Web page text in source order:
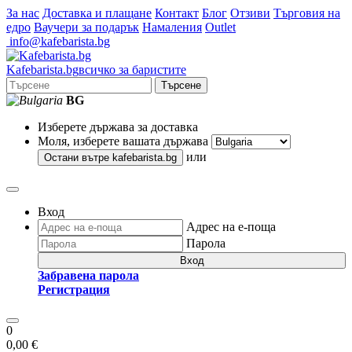
За нас Доставка и плащане Контакт Блог Отзиви Търговия на
едро Ваучери за подарък Намаления Outlet
info@kafebarista.bg
Kafebarista.bgвсичко за баристите
Търсене
BG
Изберете държава за доставка
Моля, изберете вашата държава
Остани вътре kafebarista.bg или
Вход
Адрес на е-поща
Парола
Вход
Забравена парола
Регистрация
0
0,00 €